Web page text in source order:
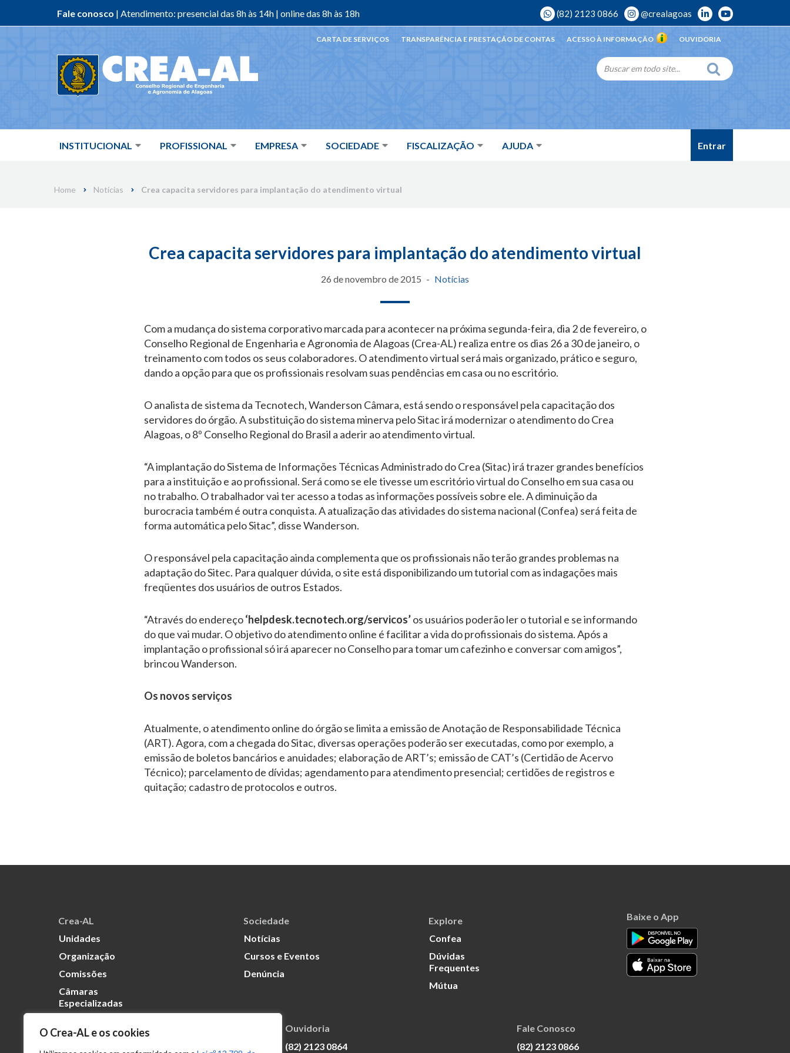
O Crea-AL e os cookies
Fale conosco | Atendimento: presencial das 8h às 14h | online das 8h às 18h (82) 2123 0866 @crealagoas
INSTITUCIONAL PROFISSIONAL EMPRESA SOCIEDADE FISCALIZAÇÃO AJUDA
OUVIDORIA
ACESSO À INFORMAÇÃO
TRANSPARÊNCIA E PRESTAÇÃO DE CONTAS
CARTA DE SERVIÇOS
Entrar
Home Notícias Crea capacita servidores para implantação do atendimento virtual
Crea capacita servidores para implantação do atendimento virtual
26 de novembro de 2015 Notícias
Com a mudança do sistema corporativo marcada para acontecer na próxima segunda-feira, dia 2 de fevereiro, o
Conselho Regional de Engenharia e Agronomia de Alagoas (Crea-AL) realiza entre os dias 26 a 30 de janeiro, o
treinamento com todos os seus colaboradores. O atendimento virtual será mais organizado, prático e seguro,
dando a opção para que os profissionais resolvam suas pendências em casa ou no escritório.
O analista de sistema da Tecnotech, Wanderson Câmara, está sendo o responsável pela capacitação dos
servidores do órgão. A substituição do sistema minerva pelo Sitac irá modernizar o atendimento do Crea
Alagoas, o 8º Conselho Regional do Brasil a aderir ao atendimento virtual.
“A implantação do Sistema de Informações Técnicas Administrado do Crea (Sitac) irá trazer grandes benefícios
para a instituição e ao profissional. Será como se ele tivesse um escritório virtual do Conselho em sua casa ou
no trabalho. O trabalhador vai ter acesso a todas as informações possíveis sobre ele. A diminuição da
burocracia também é outra conquista. A atualização das atividades do sistema nacional (Confea) será feita de
forma automática pelo Sitac”, disse Wanderson.
O responsável pela capacitação ainda complementa que os profissionais não terão grandes problemas na
adaptação do Sitec. Para qualquer dúvida, o site está disponibilizando um tutorial com as indagações mais
freqüentes dos usuários de outros Estados.
“Através do endereço‘helpdesk.tecnotech.org/servicos’os usuários poderão ler o tutorial e se informando
do que vai mudar. O objetivo do atendimento online é facilitar a vida do profissionais do sistema. Após a
implantação o profissional só irá aparecer no Conselho para tomar um cafezinho e conversar com amigos”,
brincou Wanderson.
Os novos serviços
Atualmente, o atendimento online do órgão se limita a emissão de Anotação de Responsabilidade Técnica
(ART). Agora, com a chegada do Sitac, diversas operações poderão ser executadas, como por exemplo, a
emissão de boletos bancários e anuidades; elaboração de ART’s; emissão de CAT’s (Certidão de Acervo
Técnico); parcelamento de dívidas; agendamento para atendimento presencial; certidões de registros e
quitação; cadastro de protocolos e outros.
Crea-AL
Unidades
Organização
Comissões
Câmaras
Especializadas
Sociedade
Notícias
Cursos e Eventos
Denúncia
Explore
Confea
Dúvidas
Frequentes
Mútua
Baixe o App
Transparência
Portal
Ouvidoria
(82) 2123 0864
Fale Conosco
(82) 2123 0866